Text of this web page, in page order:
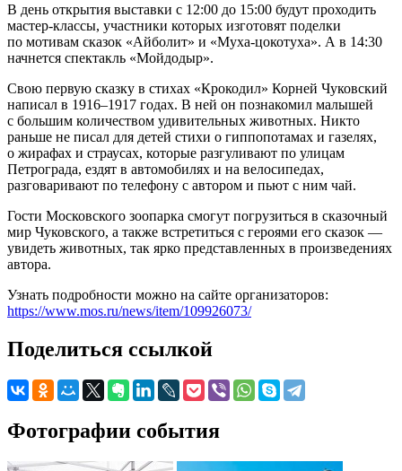
В день открытия выставки с 12:00 до 15:00 будут проходить
мастер-классы, участники которых изготовят поделки
по мотивам сказок «Айболит» и «Муха-цокотуха». А в 14:30
начнется спектакль «Мойдодыр».
Свою первую сказку в стихах «Крокодил» Корней Чуковский
написал в 1916–1917 годах. В ней он познакомил малышей
с большим количеством удивительных животных. Никто
раньше не писал для детей стихи о гиппопотамах и газелях,
о жирафах и страусах, которые разгуливают по улицам
Петрограда, ездят в автомобилях и на велосипедах,
разговаривают по телефону с автором и пьют с ним чай.
Гости Московского зоопарка смогут погрузиться в сказочный
мир Чуковского, а также встретиться с героями его сказок —
увидеть животных, так ярко представленных в произведениях
автора.
Узнать подробности можно на сайте организаторов:
https://www.mos.ru/news/item/109926073/
Поделиться ссылкой
Фотографии события